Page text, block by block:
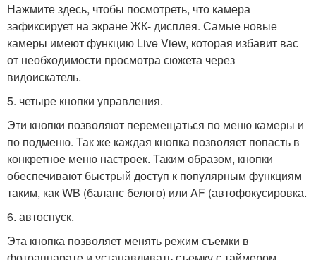
Нажмите здесь, чтобы посмотреть, что камера
зафиксирует на экране ЖК- дисплея. Самые новые
камеры имеют функцию Live View, которая избавит вас
от необходимости просмотра сюжета через
видоискатель.
5. четыре кнопки управления.
Эти кнопки позволяют перемещаться по меню камеры и
по подменю. Так же каждая кнопка позволяет попасть в
конкретное меню настроек. Таким образом, кнопки
обеспечивают быстрый доступ к популярным функциям
таким, как WB (баланс белого) или AF (автофокусировка.
6. автоспуск.
Эта кнопка позволяет менять режим съемки в